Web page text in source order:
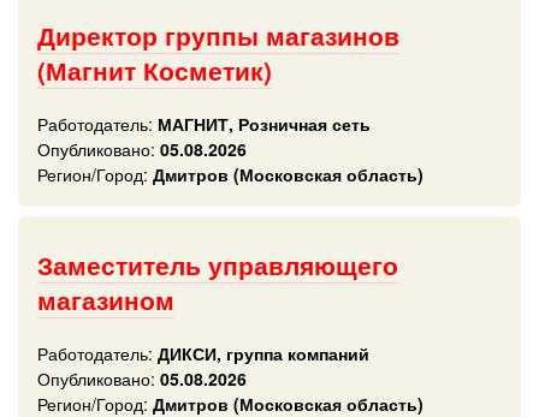
Директор группы магазинов
(Магнит Косметик)
Работодатель: МАГНИТ, Розничная сеть
Опубликовано: 05.08.2026
Регион/Город: Дмитров (Московская область)
Заместитель управляющего
магазином
Работодатель: ДИКСИ, группа компаний
Опубликовано: 05.08.2026
Регион/Город: Дмитров (Московская область)